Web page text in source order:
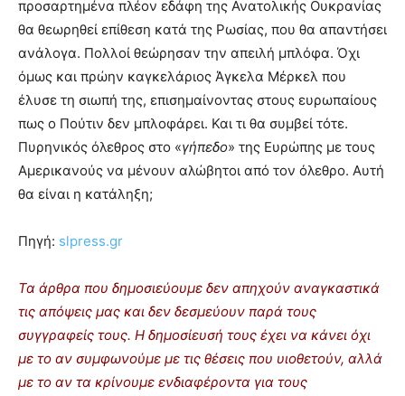
προσαρτημένα πλέον εδάφη της Ανατολικής Ουκρανίας
θα θεωρηθεί επίθεση κατά της Ρωσίας, που θα απαντήσει
ανάλογα. Πολλοί θεώρησαν την απειλή μπλόφα. Όχι
όμως και πρώην καγκελάριος Άγκελα Μέρκελ που
έλυσε τη σιωπή της, επισημαίνοντας στους ευρωπαίους
πως ο Πούτιν δεν μπλοφάρει. Και τι θα συμβεί τότε.
Πυρηνικός όλεθρος στο «γήπεδο» της Ευρώπης με τους
Αμερικανούς να μένουν αλώβητοι από τον όλεθρο. Αυτή
θα είναι η κατάληξη;
Πηγή: slpress.gr
Τα άρθρα που δημοσιεύουμε δεν απηχούν αναγκαστικά
τις απόψεις μας και δεν δεσμεύουν παρά τους
συγγραφείς τους. Η δημοσίευσή τους έχει να κάνει όχι
με το αν συμφωνούμε με τις θέσεις που υιοθετούν, αλλά
με το αν τα κρίνουμε ενδιαφέροντα για τους